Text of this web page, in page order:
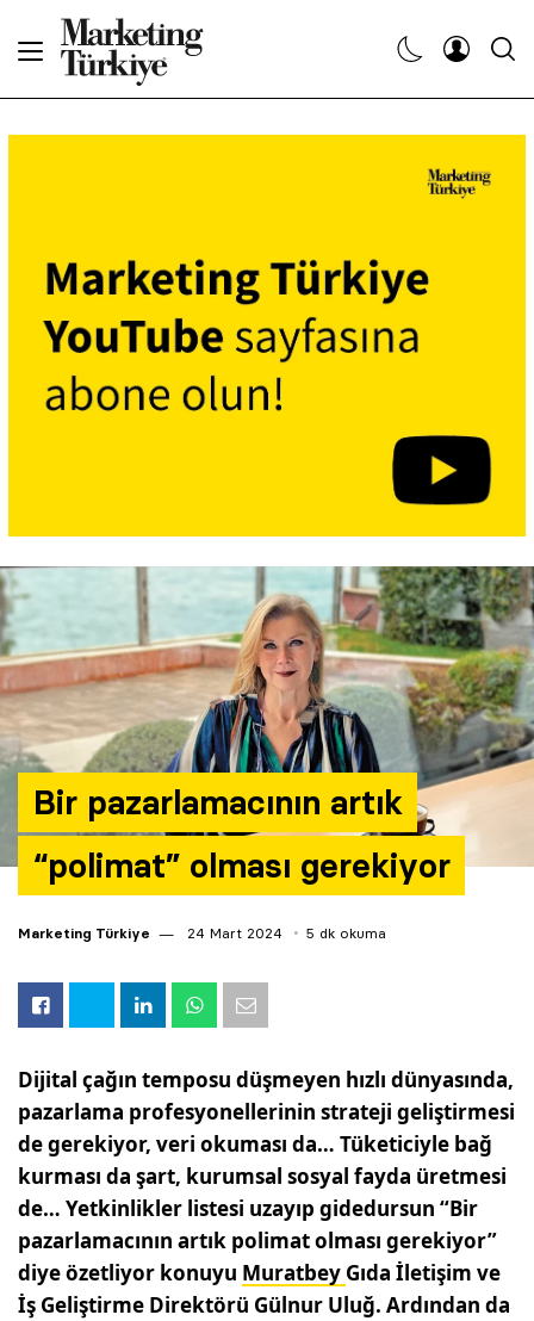
Bir pazarlamacının artık
“polimat” olması gerekiyor
Marketing Türkiye 24 Mart 2024 5 dk okuma
Dijital çağın temposu düşmeyen hızlı dünyasında,
pazarlama profesyonellerinin strateji geliştirmesi
de gerekiyor, veri okuması da… Tüketiciyle bağ
kurması da şart, kurumsal sosyal fayda üretmesi
de… Yetkinlikler listesi uzayıp gidedursun “Bir
pazarlamacının artık polimat olması gerekiyor”
diye özetliyor konuyu Muratbey Gıda İletişim ve
İş Geliştirme Direktörü Gülnur Uluğ. Ardından da
Dergiler
Etkinlikler
Araştırma